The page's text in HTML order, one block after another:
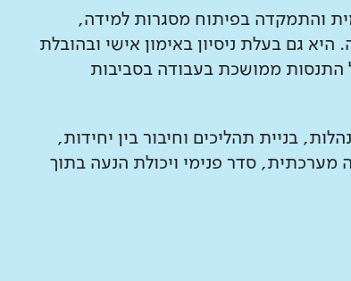
והתמקדה בפיתוח מסגרות למידה,
גם בעלת ניסיון באימון אישי ובהובלת
התנסות ממושכת בעבודה בסביבות
בניית תהליכים וחיבור בין יחידות,
סדר פנימי ויכולת הנעה בתוך